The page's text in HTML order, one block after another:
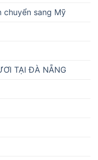
chuyển sang Mỹ
TẠI ĐÀ NẴNG